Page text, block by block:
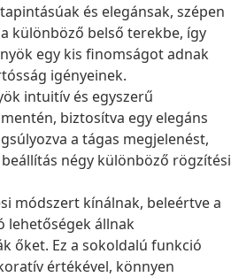
és elegánsak, szépen
különböző belső terekbe, így
egy kis finomságot adnak
igényeinek.
intuitív és egyszerű
biztosítva egy elegáns
a tágas megjelenést,
négy különböző rögzítési
módszert kínálnak, beleértve a
lehetőségek állnak
őket. Ez a sokoldalú funkció
értékével, könnyen